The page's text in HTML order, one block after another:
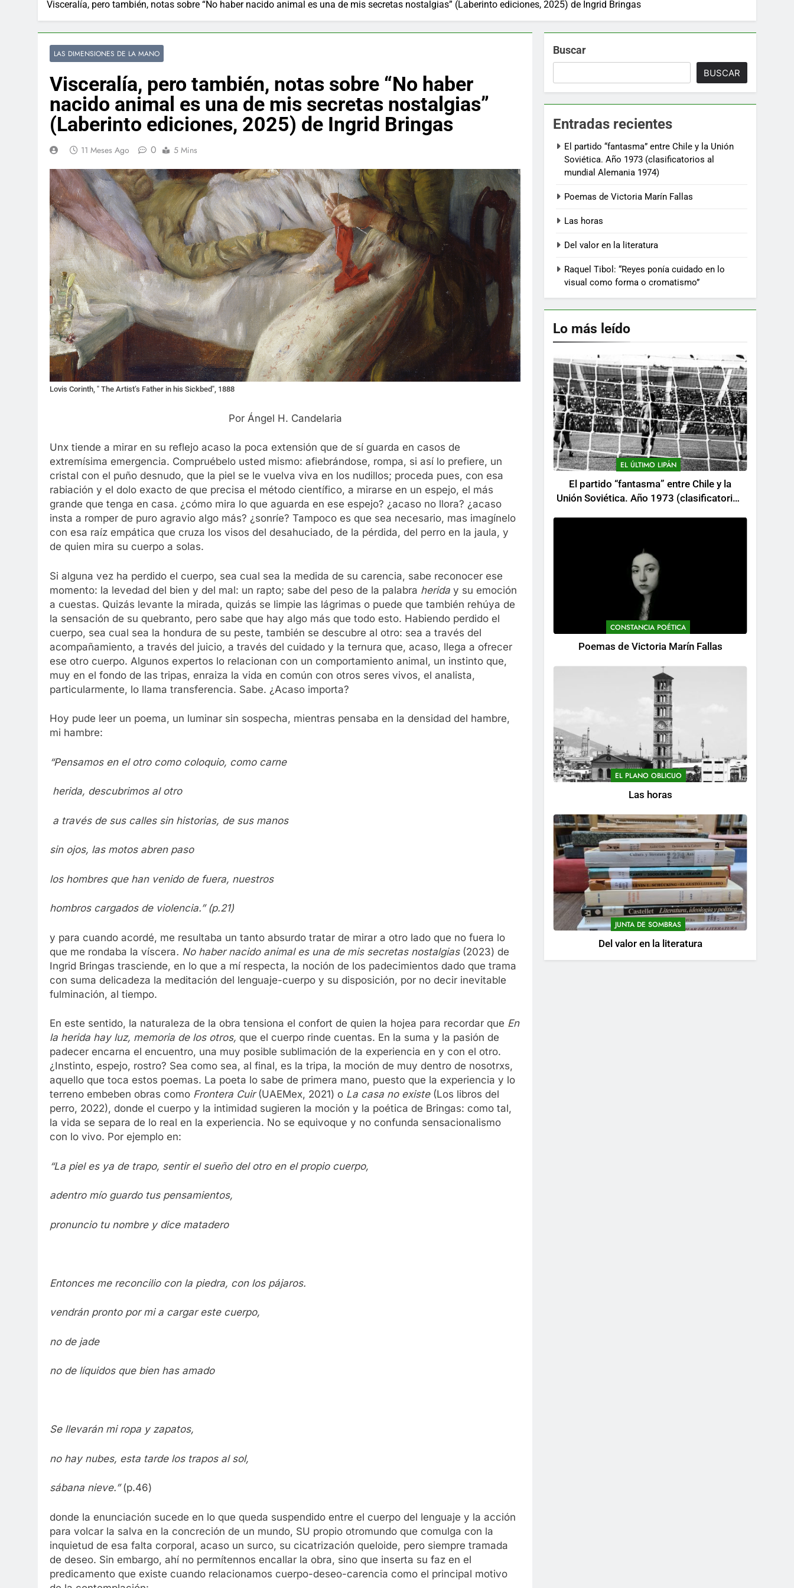
Visceralía, pero también, notas sobre “No haber nacido animal es una de mis secretas nostalgias” (Laberinto ediciones, 2025) de Ingrid Bringas
LAS DIMENSIONES DE LA MANO
Visceralía, pero también, notas sobre “No haber
nacido animal es una de mis secretas nostalgias”
(Laberinto ediciones, 2025) de Ingrid Bringas
11 Meses Ago 0 5 Mins
Lovis Corinth, " The Artist’s Father in his Sickbed", 1888
Por Ángel H. Candelaria
Unx tiende a mirar en su reflejo acaso la poca extensión que de sí guarda en casos de
extremísima emergencia. Compruébelo usted mismo: afiebrándose, rompa, si así lo prefiere, un
cristal con el puño desnudo, que la piel se le vuelva viva en los nudillos; proceda pues, con esa
rabiación y el dolo exacto de que precisa el método científico, a mirarse en un espejo, el más
grande que tenga en casa. ¿cómo mira lo que aguarda en ese espejo? ¿acaso no llora? ¿acaso
insta a romper de puro agravio algo más? ¿sonríe? Tampoco es que sea necesario, mas imagínelo
con esa raíz empática que cruza los visos del desahuciado, de la pérdida, del perro en la jaula, y
de quien mira su cuerpo a solas.
Si alguna vez ha perdido el cuerpo, sea cual sea la medida de su carencia, sabe reconocer ese
momento: la levedad del bien y del mal: un rapto; sabe del peso de la palabra herida y su emoción
a cuestas. Quizás levante la mirada, quizás se limpie las lágrimas o puede que también rehúya de
la sensación de su quebranto, pero sabe que hay algo más que todo esto. Habiendo perdido el
cuerpo, sea cual sea la hondura de su peste, también se descubre al otro: sea a través del
acompañamiento, a través del juicio, a través del cuidado y la ternura que, acaso, llega a ofrecer
ese otro cuerpo. Algunos expertos lo relacionan con un comportamiento animal, un instinto que,
muy en el fondo de las tripas, enraiza la vida en común con otros seres vivos, el analista,
particularmente, lo llama transferencia. Sabe. ¿Acaso importa?
Hoy pude leer un poema, un luminar sin sospecha, mientras pensaba en la densidad del hambre,
mi hambre:
“Pensamos en el otro como coloquio, como carne
herida, descubrimos al otro
a través de sus calles sin historias, de sus manos
sin ojos, las motos abren paso
los hombres que han venido de fuera, nuestros
hombros cargados de violencia.” (p.21)
y para cuando acordé, me resultaba un tanto absurdo tratar de mirar a otro lado que no fuera lo
que me rondaba la víscera. No haber nacido animal es una de mis secretas nostalgias(2023) de
Ingrid Bringas trasciende, en lo que a mí respecta, la noción de los padecimientos dado que trama
con suma delicadeza la meditación del lenguaje-cuerpo y su disposición, por no decir inevitable
fulminación, al tiempo.
En este sentido, la naturaleza de la obra tensiona el confort de quien la hojea para recordar que En
la herida hay luz, memoria de los otros, que el cuerpo rinde cuentas. En la suma y la pasión de
padecer encarna el encuentro, una muy posible sublimación de la experiencia en y con el otro.
¿Instinto, espejo, rostro? Sea como sea, al final, es la tripa, la moción de muy dentro de nosotrxs,
aquello que toca estos poemas. La poeta lo sabe de primera mano, puesto que la experiencia y lo
terreno embeben obras como Frontera Cuir(UAEMex, 2021) o La casa no existe(Los libros del
perro, 2022), donde el cuerpo y la intimidad sugieren la moción y la poética de Bringas: como tal,
la vida se separa de lo real en la experiencia. No se equivoque y no confunda sensacionalismo
con lo vivo. Por ejemplo en:
“La piel es ya de trapo, sentir el sueño del otro en el propio cuerpo,
adentro mío guardo tus pensamientos,
pronuncio tu nombre y dice matadero
Entonces me reconcilio con la piedra, con los pájaros.
vendrán pronto por mi a cargar este cuerpo,
no de jade
no de líquidos que bien has amado
Se llevarán mi ropa y zapatos,
no hay nubes, esta tarde los trapos al sol,
sábana nieve.” (p.46)
donde la enunciación sucede en lo que queda suspendido entre el cuerpo del lenguaje y la acción
para volcar la salva en la concreción de un mundo, SU propio otromundo que comulga con la
inquietud de esa falta corporal, acaso un surco, su cicatrización queloide, pero siempre tramada
de deseo. Sin embargo, ahí no permítennos encallar la obra, sino que inserta su faz en el
predicamento que existe cuando relacionamos cuerpo-deseo-carencia como el principal motivo
Buscar
BUSCAR
Entradas recientes
El partido “fantasma” entre Chile y la Unión
Soviética. Año 1973 (clasificatorios al
mundial Alemania 1974)
Poemas de Victoria Marín Fallas
Las horas
Del valor en la literatura
Raquel Tibol: “Reyes ponía cuidado en lo
visual como forma o cromatismo”
Lo más leído
EL ÚLTIMO LIPÁN
El partido “fantasma” entre Chile y la
Unión Soviética. Año 1973 (clasificatorios
CONSTANCIA POÉTICA
Poemas de Victoria Marín Fallas
EL PLANO OBLICUO
Las horas
JUNTA DE SOMBRAS
Del valor en la literatura